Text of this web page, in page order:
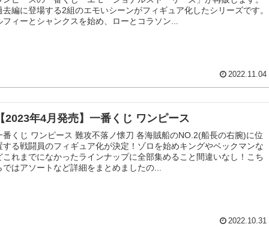
去編に登場する2組のエモいシーンがフィギュア化したシリーズです。
フィーとシャンクスを始め、ローとコラソン...
2022.11.04
2023年4月発売】一番くじ ワンピース
番くじ ワンピース 難攻不落ノ懐刀 各海賊船のNO.2(船長の右腕)に位
する戦闘員のフィギュア化が決定！ゾロを始めキングやベックマンな
これまでになかったラインナップに全部集めること間違いなし！こち
ではアソートなど詳細をまとめましたの...
2022.10.31